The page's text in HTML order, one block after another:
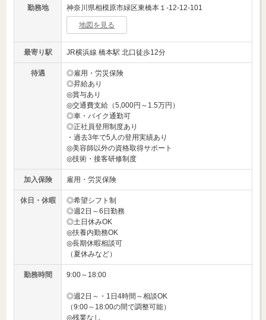
勤務地 神奈川県相模原市緑区東橋本１-12-12-101
地図を見る
最寄り駅 JR横浜線 橋本駅 北口徒歩12分
待遇
◎雇用・労災保険
◎昇給あり
◎賞与あり
◎交通費支給（5,000円～1.5万円）
◎車・バイク通勤可
◎正社員登用制度あり
・過去3年で5人の登用実績あり
◎美容師以外の資格取得サポート
◎技術・接客研修制度
加入保険 雇用・労災保険
休日・休暇
◎希望シフト制
◎週2日～6日勤務
◎土日休みOK
◎扶養内勤務OK
◎長期休暇相談可
（夏休みなど）
勤務時間 9:00～18:00
◎週2日～・1日4時間～相談OK
（9:00～18:00の間で調整可能）
◎残業なし